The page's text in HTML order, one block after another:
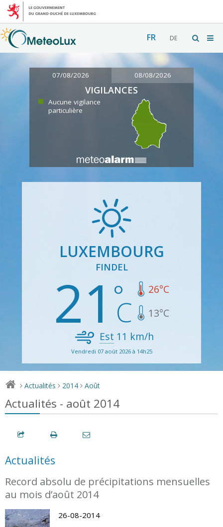
FR DE
07/08/2026 08/08/2026
VIGILANCES
Aucune vigilance
particulière
LUXEMBOURG
FINDEL
21 26°C
13°C
Est 11 km/h
Vendredi 07 août 2026 à 14h25
> Actualités > 2014 > Août
Actualités - août 2014
Actualités
Record absolu de précipitations mensuelles
au mois d’août 2014
26-08-2014